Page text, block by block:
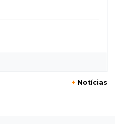
de até R$ 8,2 mil;
+ Notícias